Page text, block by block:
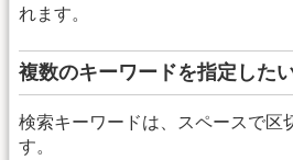
れます。
複数のキーワードを指定した
検索キーワードは、スペースで区
す。